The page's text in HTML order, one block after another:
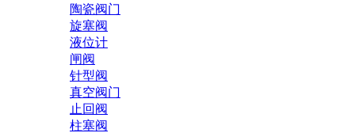
陶瓷阀门
旋塞阀
液位计
闸阀
针型阀
真空阀门
止回阀
柱塞阀